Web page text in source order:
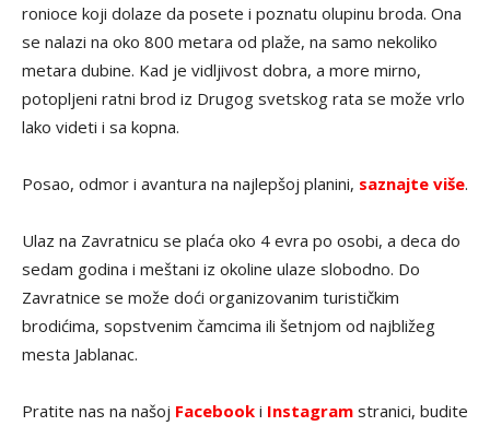
ronioce koji dolaze da posete i poznatu olupinu broda. Ona
se nalazi na oko 800 metara od plaže, na samo nekoliko
metara dubine. Kad je vidljivost dobra, a more mirno,
potopljeni ratni brod iz Drugog svetskog rata se može vrlo
lako videti i sa kopna.
Posao, odmor i avantura na najlepšoj planini, saznajte više.
Ulaz na Zavratnicu se plaća oko 4 evra po osobi, a deca do
sedam godina i meštani iz okoline ulaze slobodno. Do
Zavratnice se može doći organizovanim turističkim
brodićima, sopstvenim čamcima ili šetnjom od najbližeg
mesta Jablanac.
Pratite nas na našoj Facebook i Instagram stranici, budite